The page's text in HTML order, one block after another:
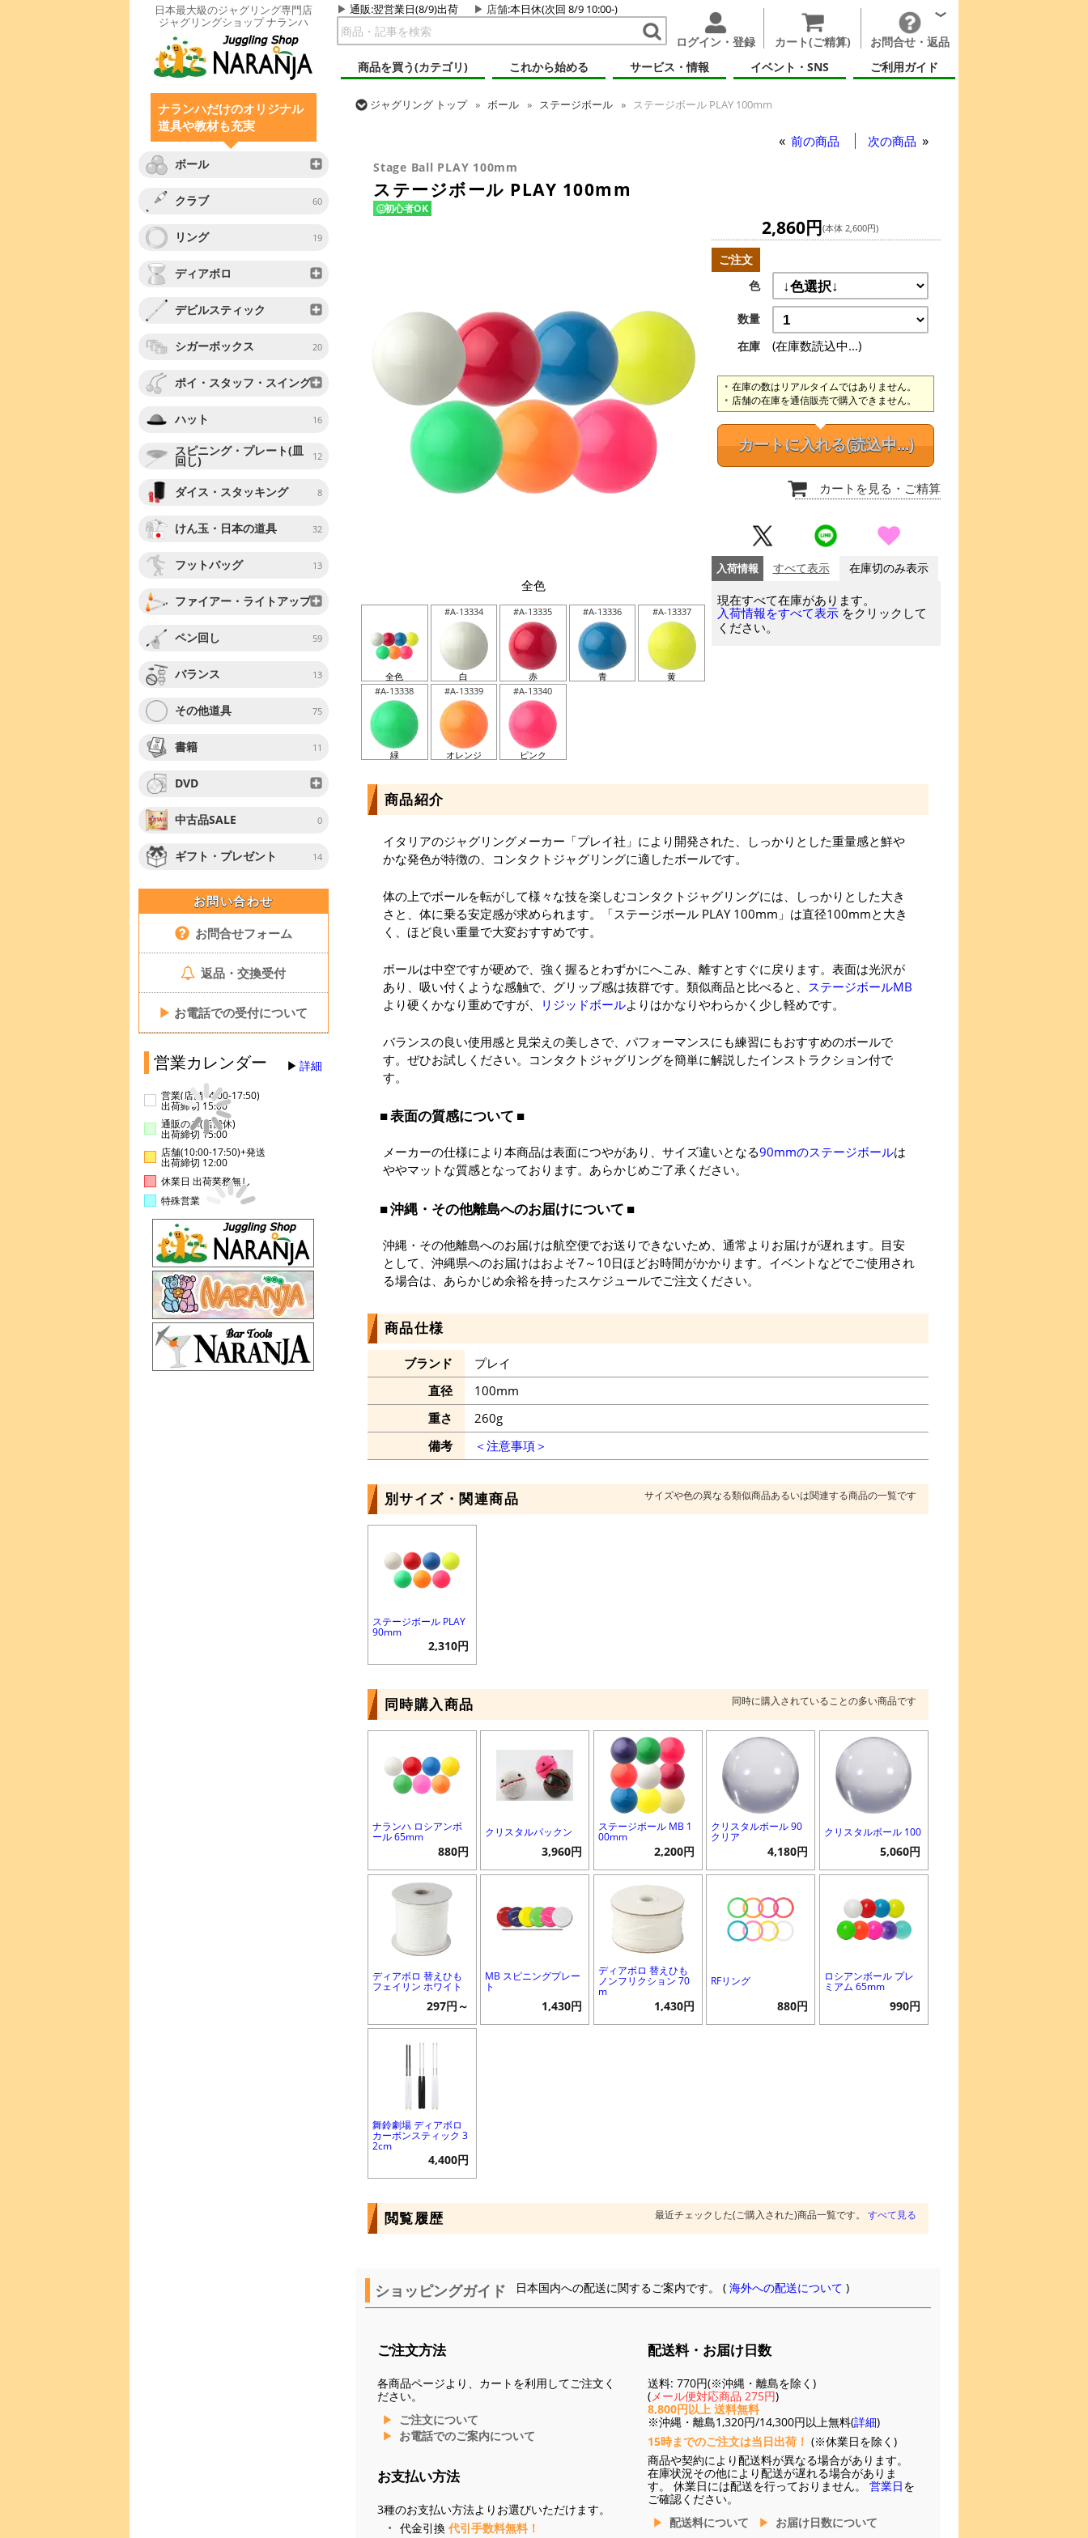
日本最大級のジャグリング専門店
ジャグリングショップ ナランハ
通販:翌営業日(8/9)出荷 店舗:本日休(次回 8/9 10:00-)
ログイン・登録 カート(ご精算)
お問合せ・返品
商品を買う(カテゴリ)
これから始める サービス・情報 イベント・SNS ご利用ガイド
ナランハだけのオリジナル
道具や教材も充実
ボール
クラブ 60
リング 19
ディアボロ
デビルスティック
シガーボックス 20
ポイ・スタッフ・スイング
ハット 16
スピニング・プレート(皿
回し) 12
ダイス・スタッキング 8
けん玉・日本の道具 32
フットバッグ 13
ファイアー・ライトアップ
ペン回し 59
バランス 13
その他道具 75
書籍 11
DVD
中古品SALE 0
ギフト・プレゼント 14
お問い合わせ
お問合せフォーム
返品・交換受付
▶ お電話での受付について
営業カレンダー 詳細
営業(店舗14:00-17:50)
出荷締切 15:00
通販のみ(店舗休)
出荷締切 15:00
店舗(10:00-17:50)+発送
出荷締切 12:00
休業日 出荷業務無し
特殊営業
ジャグリング トップ ボール ステージボール
ステージボール PLAY 100mm
前の商品 次の商品
Stage Ball PLAY 100mm
ステージボール PLAY 100mm
初心者OK
全色
全色
#A-13334
白
#A-13335
赤
#A-13336
青
#A-13337
黄
#A-13338
緑
#A-13339
オレンジ
#A-13340
ピンク
2,860円(本体 2,600円)
ご注文
色
数量
在庫
(在庫数読込中...)
在庫の数はリアルタイムではありません。
店舗の在庫を通信販売で購入できません。
カートに入れる(読込中...)
カートを見る ・ご精算
入荷情報 すべて表示 在庫切のみ表示
現在すべて在庫があります。
入荷情報をすべて表示 をクリックして
ください。
商品紹介
イタリアのジャグリングメーカー「プレイ社」により開発された、しっかりとした重量感と鮮や
かな発色が特徴の、コンタクトジャグリングに適したボールです。
体の上でボールを転がして様々な技を楽しむコンタクトジャグリングには、しっかりとした大き
さと、体に乗る安定感が求められます。「ステージボール PLAY 100mm」は直径100mmと大き
く、ほど良い重量で大変おすすめです。
ボールは中空ですが硬めで、強く握るとわずかにへこみ、離すとすぐに戻ります。表面は光沢が
あり、吸い付くような感触で、グリップ感は抜群です。類似商品と比べると、 ステージボールMB
より硬くかなり重めですが、
リジッドボールよりはかなりやわらかく少し軽めです。
バランスの良い使用感と見栄えの美しさで、パフォーマンスにも練習にもおすすめのボールで
す。ぜひお試しください。コンタクトジャグリングを簡単に解説したインストラクション付で
す。
表面の質感について
メーカーの仕様により本商品は表面につやがあり、サイズ違いとなる90mmのステージボールは
ややマットな質感となっております。あらかじめご了承ください。
沖縄・その他離島へのお届けについて
沖縄・その他離島へのお届けは航空便でお送りできないため、通常よりお届けが遅れます。目安
として、沖縄県へのお届けはおよそ7～10日ほどお時間がかかります。イベントなどでご使用され
る場合は、あらかじめ余裕を持ったスケジュールでご注文ください。
商品仕様
ブランド
プレイ
直径
100mm
重さ
260g
備考
＜注意事項＞
別サイズ・関連商品 サイズや色の異なる類似商品あるいは関連する商品の一覧です
ステージボール PLAY
90mm
2,310円
同時購入商品 同時に購入されていることの多い商品です
ナランハ ロシアンボ
ール 65mm
880円
クリスタルパックン
3,960円
ステージボール MB 1
00mm
2,200円
クリスタルボール 90
クリア
4,180円
クリスタルボール 100
5,060円
ディアボロ 替えひも
フェイリン ホワイト
297円～
MB スピニングプレー
ト
1,430円
ディアボロ 替えひも
ノンフリクション 70
m
1,430円
RFリング
880円
ロシアンボール プレ
ミアム 65mm
990円
舞鈴劇場 ディアボロ
カーボンスティック 3
2cm
4,400円
閲覧履歴 最近チェックした(ご購入された)商品一覧です。 すべて見る
ショッピングガイド 日本国内への配送に関するご案内です。 (海外への配送について )
ご注文方法
各商品ページより、カートを利用してご注文く
ださい。
ご注文について
お電話でのご案内について
お支払い方法
3種のお支払い方法よりお選びいただけます。
代金引換 代引手数料無料！
配送料・お届け日数
送料: 770円(※沖縄・離島を除く)
(メール便対応商品 275円)
8,800円以上 送料無料
※沖縄・離島1,320円/14,300円以上無料(詳細)
15時までのご注文は当日出荷！ (※休業日を除く)
商品や契約により配送料が異なる場合があります。
在庫状況その他により配送が遅れる場合がありま
す。 休業日には配送を行っておりません。 営業日を
ご確認ください。
配送料について
お届け日数について